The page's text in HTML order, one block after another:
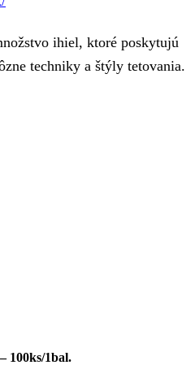
ihiel, ktoré poskytujú
techniky a štýly tetovania.
100ks/1bal.